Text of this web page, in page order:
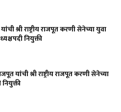
श्री राष्ट्रीय राजपूत करणी सेनेच्या युवा
नियुक्ती
यांची श्री राष्ट्रीय राजपूत करणी सेनेच्या
नियुक्ती